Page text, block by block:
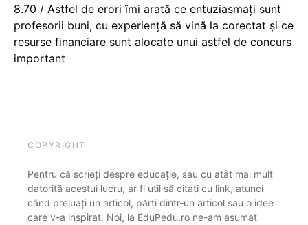
8.70 / Astfel de erori îmi arată ce entuziasmați sunt
profesorii buni, cu experiență să vină la corectat și ce
resurse financiare sunt alocate unui astfel de concurs
important
COPYRIGHT
Pentru că scrieți despre educație, sau cu atât mai mult
datorită acestui lucru, ar fi util să citați cu link, atunci
când preluați un articol, părți dintr-un articol sau o idee
care v-a inspirat. Noi, la EduPedu.ro ne-am asumat